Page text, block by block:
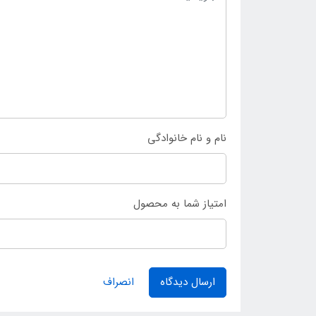
نام و نام خانوادگی
امتیاز شما به محصول
ارسال دیدگاه انصراف